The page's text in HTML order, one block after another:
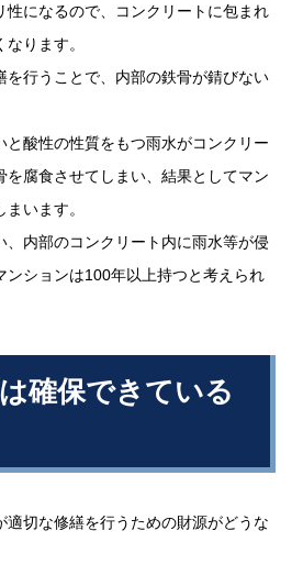
性になるので、コンクリートに包まれ
ります。
を行うことで、内部の鉄骨が錆びない
と酸性の性質をもつ雨水がコンクリー
を腐食させてしまい、結果としてマン
います。
、内部のコンクリート内に雨水等が侵
ンションは100年以上持つと考えられ
確保できている
適切な修繕を行うための財源がどうな